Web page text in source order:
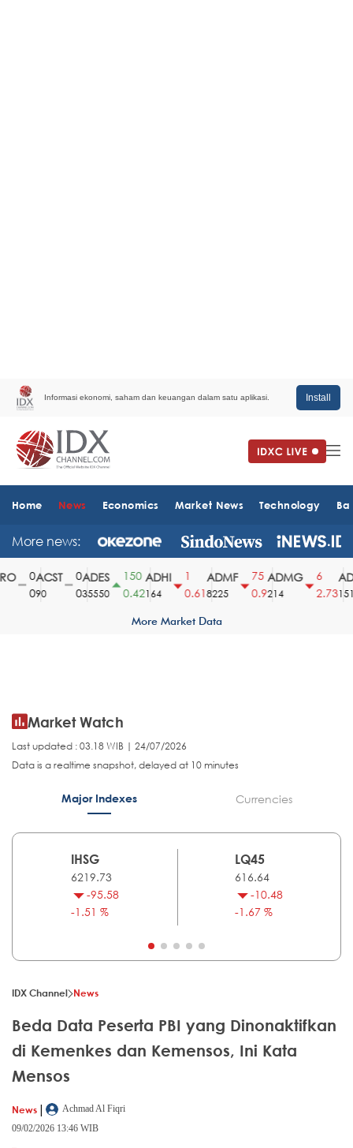
Informasi ekonomi, saham dan keuangan dalam satu aplikasi. Install
Home News Economics Market News Technology
More news:
ACST
90
ADES
35550
150
0.42
ADHI
164
0.61
ADMF
8225
75
0.9
ADMG
214
2.731510
More Market Data
Market Watch
Last updated : 03.18 WIB | 24/07/2026
Data is a realtime snapshot, delayed at 10 minutes
Major Indexes Currencies
IHSG
6219.73
-95.58
-1.51 %
LQ45
616.64
-10.48
-1.67 %
IDX Channel News
Beda Data Peserta PBI yang Dinonaktifkan
di Kemenkes dan Kemensos, Ini Kata
Mensos
News |
Achmad Al Fiqri
09/02/2026 13:46 WIB